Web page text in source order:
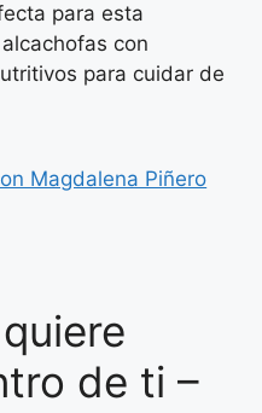
para esta
con
para cuidar de
Magdalena Piñero
de ti –